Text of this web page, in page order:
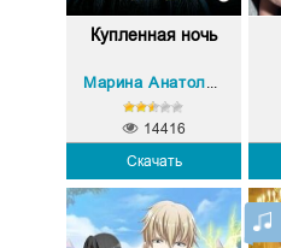
Купленная ночь
Марина Анатольевна Кистяева
Скачать
14416